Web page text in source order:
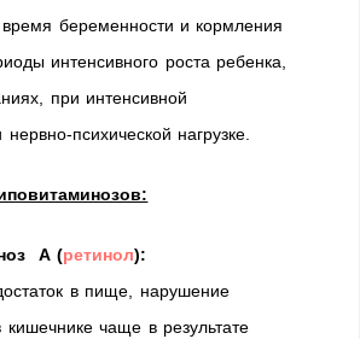
беременности и кормления
интенсивного роста ребенка,
при интенсивной
психической нагрузке.
А (ретинол):
в пище, нарушение
кишечнике чаще в результате